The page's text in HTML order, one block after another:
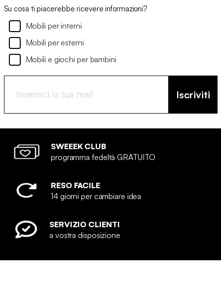
Su cosa ti piacerebbe ricevere informazioni?
Mobili per interni
Mobili per esterni
Mobili e giochi per bambini
Iscriviti
SWEEEK CLUB
programma fedeltà GRATUITO
RESO FACILE
14 giorni per cambiare idea
SERVIZIO CLIENTI
a vostra disposizione